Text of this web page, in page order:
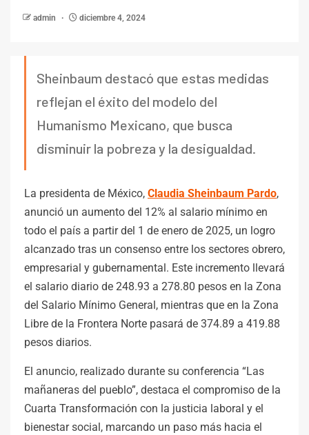
admin diciembre 4, 2024
Sheinbaum destacó que estas medidas
reflejan el éxito del modelo del
Humanismo Mexicano, que busca
disminuir la pobreza y la desigualdad.
La presidenta de México, Claudia Sheinbaum Pardo,
anunció un aumento del 12% al salario mínimo en
todo el país a partir del 1 de enero de 2025, un logro
alcanzado tras un consenso entre los sectores obrero,
empresarial y gubernamental. Este incremento llevará
el salario diario de 248.93 a 278.80 pesos en la Zona
del Salario Mínimo General, mientras que en la Zona
Libre de la Frontera Norte pasará de 374.89 a 419.88
pesos diarios.
El anuncio, realizado durante su conferencia “Las
mañaneras del pueblo”, destaca el compromiso de la
Cuarta Transformación con la justicia laboral y el
bienestar social, marcando un paso más hacia el